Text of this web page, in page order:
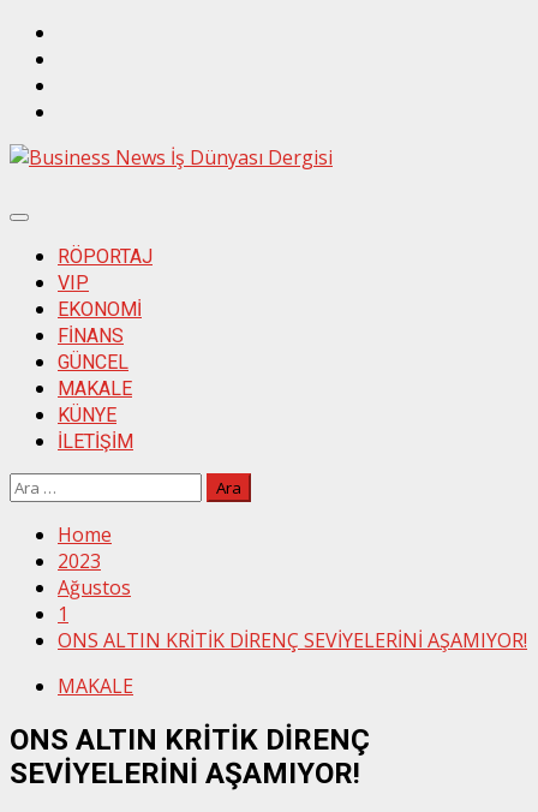
Skip
content
Primary
MenuRÖPORTAJ
VIP
EKONOMİ
FİNANS
GÜNCEL
MAKALE
KÜNYE
İLETİŞİM
Arama:
Home
2023
Ağustos
1
ONS ALTIN KRİTİK DİRENÇ SEVİYELERİNİ AŞAMIYOR!
MAKALE
ONS ALTIN KRİTİK DİRENÇ
SEVİYELERİNİ AŞAMIYOR!